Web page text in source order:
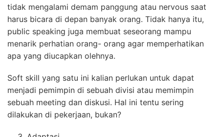
tidak mengalami demam panggung atau nervous saat
harus bicara di depan banyak orang. Tidak hanya itu,
public speaking juga membuat seseorang mampu
menarik perhatian orang- orang agar memperhatikan
apa yang diucapkan olehnya.
Soft skill yang satu ini kalian perlukan untuk dapat
menjadi pemimpin di sebuah divisi atau memimpin
sebuah meeting dan diskusi. Hal ini tentu sering
dilakukan di pekerjaan, bukan?